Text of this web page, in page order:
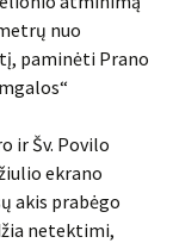
nuo
paminėti Prano
ir Šv. Povilo
ekrano
akis prabėgo
netektimi,